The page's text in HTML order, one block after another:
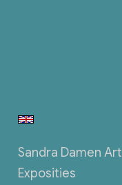
Sandra Damen Art
Exposities